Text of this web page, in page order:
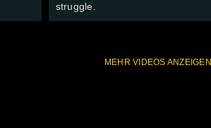
struggle.
MEHR VIDEOS ANZEIGEN